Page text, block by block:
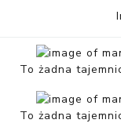
To żadna
To żadna